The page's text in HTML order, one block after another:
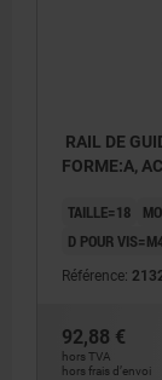
RAIL DE
FORME:A,
TAILLE=18
D POUR
Référence:
92,88 €
hors TVA
hors frais d’envoi